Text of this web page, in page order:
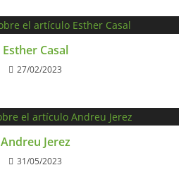
Esther Casal
27/02/2023
Andreu Jerez
31/05/2023